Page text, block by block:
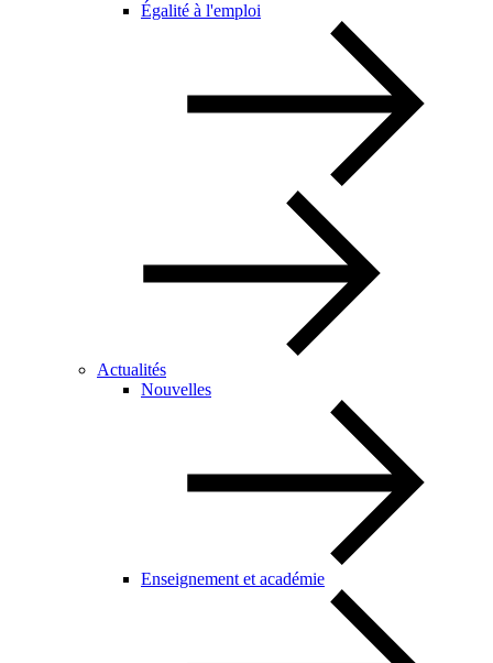
Égalité à l'emploi
Actualités
Nouvelles
Enseignement et académie